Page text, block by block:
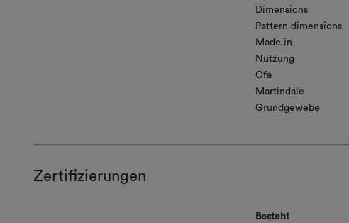
Dimensions
Pattern dimensions
Made in
Nutzung
Cfa
Martindale
Grundgewebe
Zertifizierungen
Besteht